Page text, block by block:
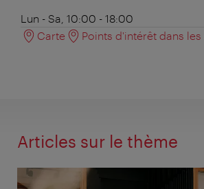
Lun - Sa, 10:00 - 18:00
Carte
Points d'intérêt dans
Articles sur le thème